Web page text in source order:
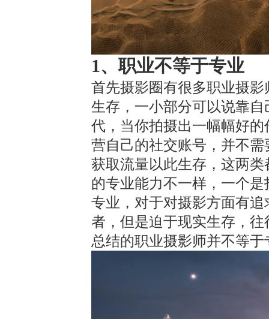
1、职业不等于专业
首先摄影圈有很多职业摄
生存，一小部分可以说靠
代，当你拍摄出一幅幅好
营自己的社交账号，并不
获取流量以此生存，这两
的专业能力不一样，一个
专业，对于对摄影方面有
者，但是迫于现实生存，
总结的职业摄影师并不等于